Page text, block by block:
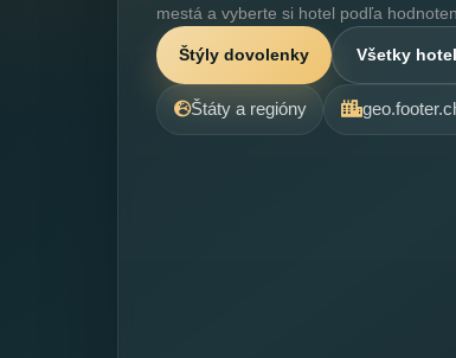
mestá a vyberte si hotel podľa
Štýly dovolenky Všetky
Štáty a regióny